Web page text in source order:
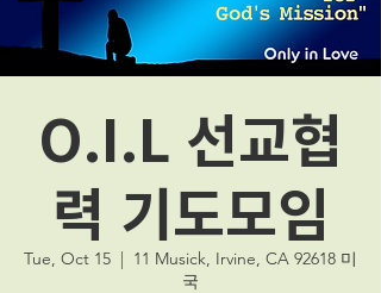
O.I.L 선교협
력 기도모임
Tue, Oct 15
  |
11 Musick, Irvine, CA 92618 미
국